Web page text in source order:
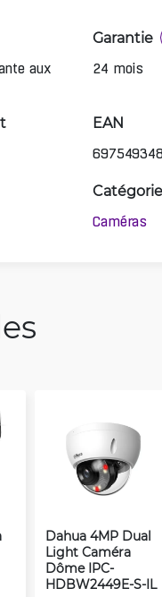
aux
Garantie
24 mois
EAN
Catégorie
Caméras
Dahua 4MP Dual
Light Caméra
Dôme IPC-
HDBW2449E-S-IL